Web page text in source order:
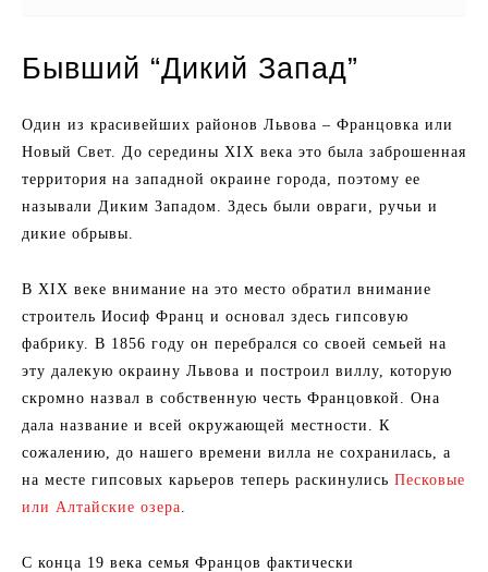
Бывший “Дикий Запад”
Один из красивейших районов Львова – Францовка или
Новый Свет. До середины XIX века это была заброшенная
территория на западной окраине города, поэтому ее
называли Диким Западом. Здесь были овраги, ручьи и
дикие обрывы.
В XIX веке внимание на это место обратил внимание
строитель Иосиф Франц и основал здесь гипсовую
фабрику. В 1856 году он перебрался со своей семьей на
эту далекую окраину Львова и построил виллу, которую
скромно назвал в собственную честь Францовкой. Она
дала название и всей окружающей местности. К
сожалению, до нашего времени вилла не сохранилась, а
на месте гипсовых карьеров теперь раскинулись Песковые
или Алтайские озера.
С конца 19 века семья Францов фактически